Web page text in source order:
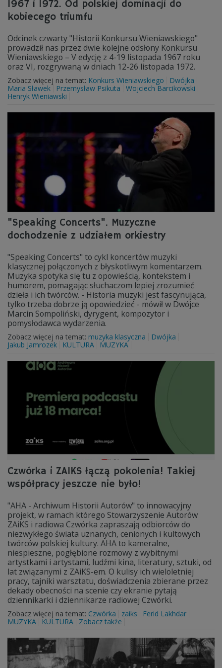
1967 i 1972. Od polskiej dominacji do
kobiecego triumfu
Odcinek czwarty "Historii Konkursu Wieniawskiego"
prowadził nas przez dwie kolejne odsłony Konkursu
Wieniawskiego – V edycję z 4-19 listopada 1967 roku
oraz VI, rozgrywaną w dniach 12-26 listopada 1972.
Zobacz więcej na temat: Konkurs Wieniawskiego
Dwójka
Maria Sławek
Przemysław Psikuta
Wojciech Barcikowski
Henryk Wieniawski
"Speaking Concerts". Muzyczne
dochodzenie z udziałem orkiestry
"Speaking Concerts" to cykl koncertów muzyki
klasycznej połączonych z błyskotliwym komentarzem.
Muzyka spotyka się tu z opowieścią, kontekstem i
humorem, pomagając słuchaczom lepiej zrozumieć
dzieła i ich twórców. - Historia muzyki jest fascynująca,
tylko trzeba dobrze ją opowiedzieć - mówił w Dwójce
Marcin Sompoliński, dyrygent, kompozytor i
pomysłodawca wydarzenia.
Zobacz więcej na temat: muzyka klasyczna
Dwójka
Jakub Jamrozek
KULTURA MUZYKA
Czwórka i ZAIKS łączą pokolenia! Takiej
współpracy jeszcze nie było!
"AHA - Archiwum Historii Autorów" to innowacyjny
projekt, w ramach którego Stowarzyszenie Autorów
ZAiKS i radiowa Czwórka zapraszają odbiorców do
niezwykłego świata uznanych, cenionych i kultowych
twórców polskiej kultury. AHA to kameralne,
niespieszne, pogłębione rozmowy z wybitnymi
artystkami i artystami, ludźmi kina, literatury, sztuki, od
lat związanymi z ZAiKS-em. O kulisy ich wieloletniej
pracy, tajniki warsztatu, doświadczenia zbierane przez
dekady obecności na scenie czy ekranie pytają
dziennikarki i dziennikarze radiowej Czwórki.
Zobacz więcej na temat: Czwórka zaiks
Ferid Lakhdar
MUZYKA
KULTURA Zobacz także